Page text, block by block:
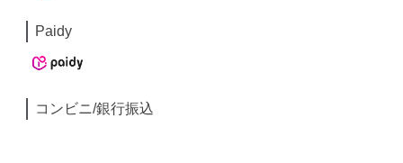
Paidy
コンビニ/銀行振込